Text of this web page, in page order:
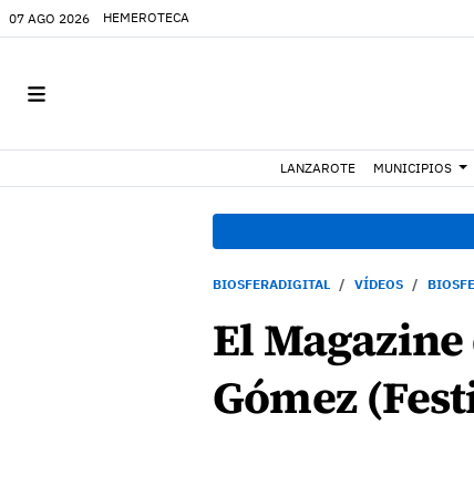
07 AGO 2026 HEMEROTECA
LANZAROTE MUNICIPIOS
BIOSFERADIGITAL VÍDEOS
El
Gómez